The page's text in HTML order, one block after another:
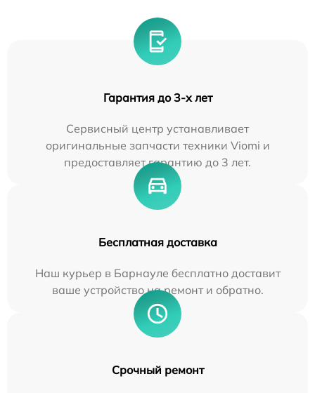
Гарантия до 3-х лет
Сервисный центр устанавливает
оригинальные запчасти техники Viomi и
предоставляет гарантию до 3 лет.
Бесплатная доставка
Наш курьер в Барнауле бесплатно доставит
ваше устройство на ремонт и обратно.
Срочный ремонт